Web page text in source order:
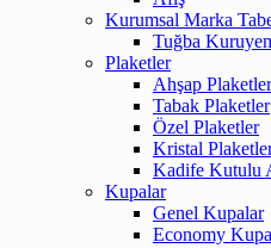
Kurumsal Marka
Tuğba
Plaketler
Ahşap Plaketler
Tabak Plaketler
Özel Plaketler
Kristal
Kadife Kutulu
Kupalar
Genel Kupalar
Economy